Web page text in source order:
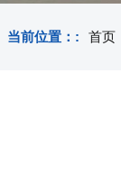
当前位置：: 首页